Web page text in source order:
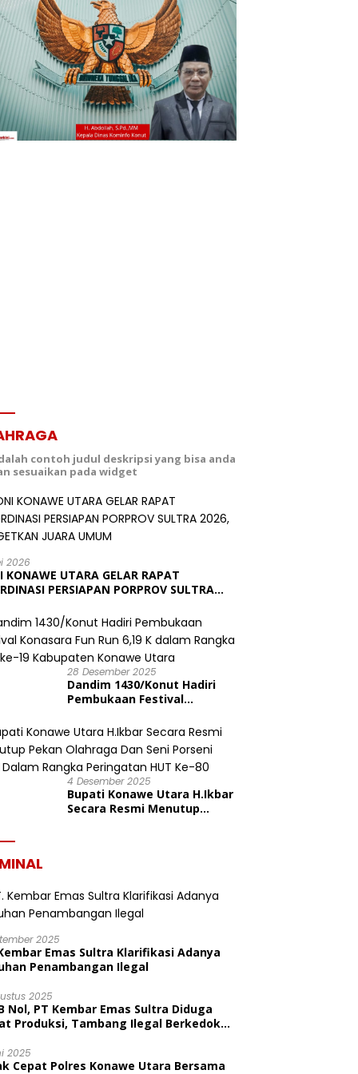
contoh judul deskripsi yang bisa anda
sesuaikan pada widget
2026
KONAWE UTARA GELAR RAPAT
PERSIAPAN PORPROV SULTRA
28 Desember 2025
Dandim 1430/Konut Hadiri
Pembukaan Festival
dalam Rangka HUT ke-19
Kabupaten Konawe Utara
4 Desember 2025
Bupati Konawe Utara H.Ikbar
Secara Resmi Menutup
2025
Emas Sultra Klarifikasi Adanya
Penambangan Ilegal
2025
Nol, PT Kembar Emas Sultra Diduga
Produksi, Tambang Ilegal Berkedok
2025
Cepat Polres Konawe Utara Bersama